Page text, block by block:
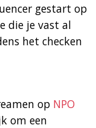
gestart op
die je vast al
het checken
op NPO
om een